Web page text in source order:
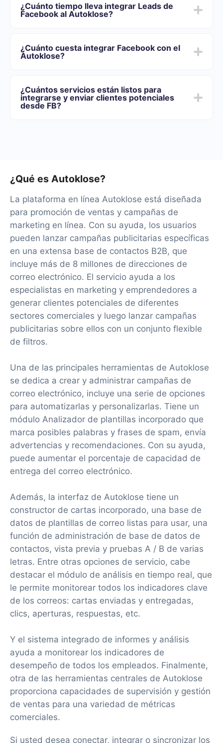
Elija qué datos transferir de Facebook al Autoklose
Active la actualización automática
¿Cuánto tiempo lleva integrar Leads de
Facebook al Autoklose?
5 y 30 minutos. En promedio, la configuración demora
entre 10 y 15 minutos.
¿Cuánto cuesta integrar Facebook con el
Autoklose?
de funcionalidades que mejor se adapte a sus
necesidades. Además, tienes la oportunidad de probar
el servicio de forma gratuita durante 14 días.
¿Cuántos servicios están listos para
integrarse y enviar clientes potenciales
desde FB?
¿Qué es Autoklose?
La plataforma en línea Autoklose está diseñada
para promoción de ventas y campañas de
marketing en línea. Con su ayuda, los usuarios
pueden lanzar campañas publicitarias específicas
en una extensa base de contactos B2B, que
incluye más de 8 millones de direcciones de
correo electrónico. El servicio ayuda a los
especialistas en marketing y emprendedores a
generar clientes potenciales de diferentes
sectores comerciales y luego lanzar campañas
publicitarias sobre ellos con un conjunto flexible
de filtros.
Una de las principales herramientas de Autoklose
se dedica a crear y administrar campañas de
correo electrónico, incluye una serie de opciones
para automatizarlas y personalizarlas. Tiene un
módulo Analizador de plantillas incorporado que
marca posibles palabras y frases de spam, envía
advertencias y recomendaciones. Con su ayuda,
puede aumentar el porcentaje de capacidad de
entrega del correo electrónico.
Además, la interfaz de Autoklose tiene un
constructor de cartas incorporado, una base de
datos de plantillas de correo listas para usar, una
función de administración de base de datos de
contactos, vista previa y pruebas A / B de varias
letras. Entre otras opciones de servicio, cabe
destacar el módulo de análisis en tiempo real, que
le permite monitorear todos los indicadores clave
de los correos: cartas enviadas y entregadas,
clics, aperturas, respuestas, etc.
Y el sistema integrado de informes y análisis
ayuda a monitorear los indicadores de
desempeño de todos los empleados. Finalmente,
otra de las herramientas centrales de Autoklose
proporciona capacidades de supervisión y gestión
de ventas para una variedad de métricas
comerciales.
Si usted desea conectar, integrar o sincronizar los